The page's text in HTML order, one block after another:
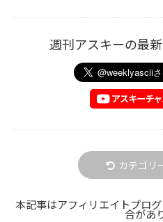
週刊アスキーの最
カテゴリ
本記事はアフィリエイトプロ
合があ